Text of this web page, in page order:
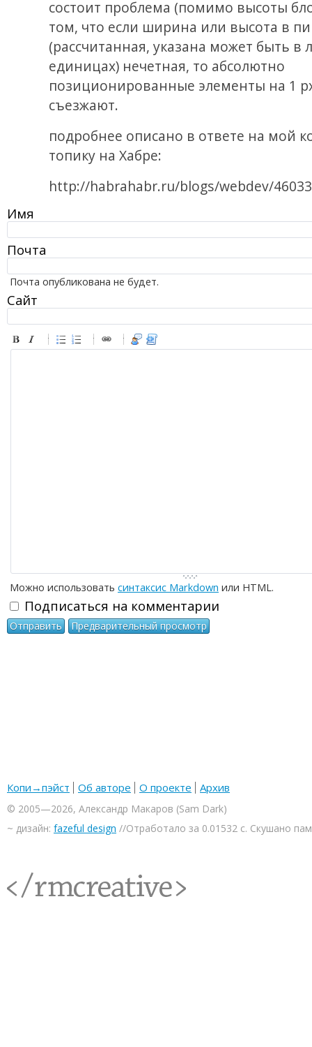
состоит проблема (помимо высоты
том, что если ширина или высота в
(рассчитанная, указана может быть в
единицах) нечетная, то абсолютно
позиционированные элементы на 1
съезжают.
подробнее описано в ответе на мой
топику на Хабре:
http://habrahabr.ru/blogs/webdev/
Имя
Почта
Почта опубликована не будет.
Сайт
-
-
-
-
-
-
Можно использовать синтаксис Markdown или HTML.
Подписаться на комментарии
Копи→пэйст Об авторе О проекте Архив
© 2005—2026, Александр Макаров (Sam Dark)
~ дизайн: fazeful design //Отработало за 0.01532 с. Скушано
<rmcreative/>